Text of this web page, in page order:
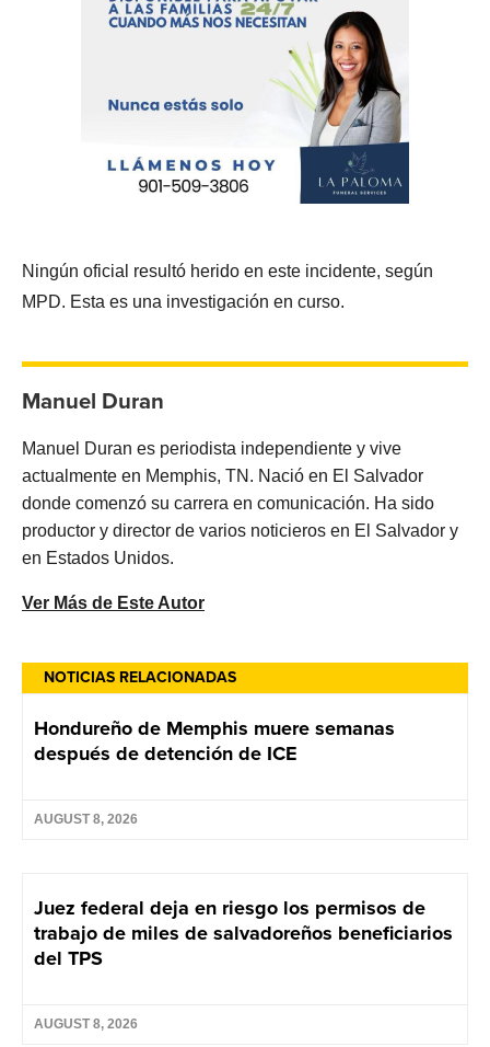
NOTICIAS RELACIONADAS
Hondureño de Memphis muere semanas
después de detención de ICE
AUGUST 8, 2026
Juez federal deja en riesgo los permisos de
trabajo de miles de salvadoreños beneficiarios
del TPS
AUGUST 8, 2026
Ningún oficial resultó herido en este incidente, según
MPD. Esta es una investigación en curso.
Manuel Duran
Manuel Duran es periodista independiente y vive
actualmente en Memphis, TN. Nació en El Salvador
donde comenzó su carrera en comunicación. Ha sido
productor y director de varios noticieros en El Salvador y
en Estados Unidos.
Ver Más de Este Autor